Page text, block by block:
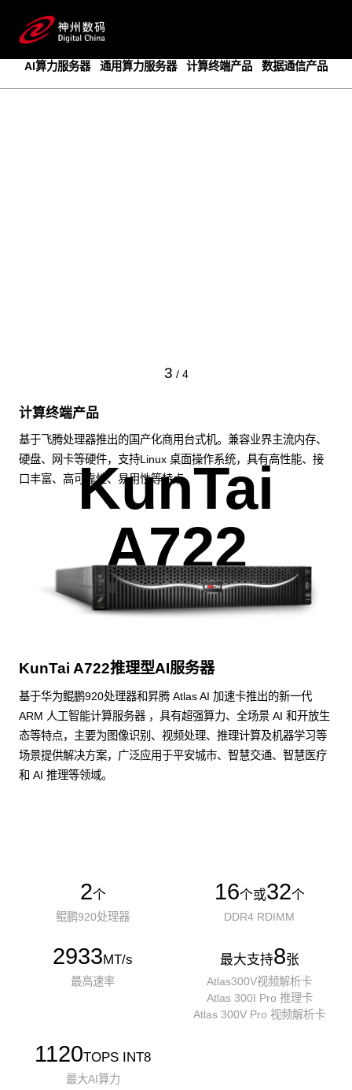
AI算力服务器
通用算力服务器 计算终端产品 数据通信产品
3 / 4
计算终端产品
基于飞腾处理器推出的国产化商用台式机。兼容业界主流内存、
硬盘、网卡等硬件，支持Linux 桌面操作系统，具有高性能、接
口丰富、高可靠性、易用性等特点。
KunTai
A722
KunTai A722推理型AI服务器
基于华为鲲鹏920处理器和昇腾 Atlas AI 加速卡推出的新一代
ARM 人工智能计算服务器 ，具有超强算力、全场景 AI 和开放生
态等特点，主要为图像识别、视频处理、推理计算及机器学习等
场景提供解决方案，广泛应用于平安城市、智慧交通、智慧医疗
和 AI 推理等领域。
2个
鲲鹏920处理器
16个或32个
DDR4 RDIMM
2933MT/s
最高速率
最大支持8张
Atlas300V视频解析卡
Atlas 300I Pro 推理卡
Atlas 300V Pro 视频解析卡
1120TOPS INT8
最大AI算力